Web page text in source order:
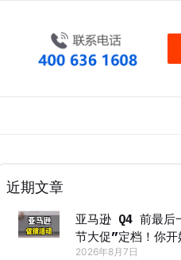
近期文章
亚马逊 Q4 前最后
节大促”定档！你开
2026年8月7日